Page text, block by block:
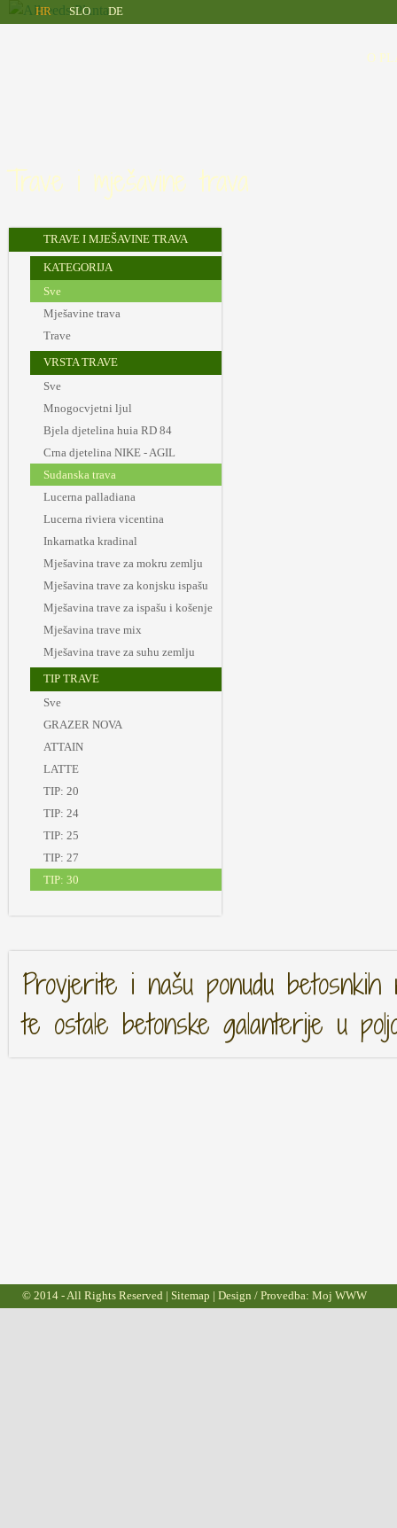
Skip to main content
HR SLO DE
Allseeds
O
Trave i mješavine trava
TRAVE I MJEŠAVINE TRAVA
KATEGORIJA
Sve
Mješavine trava
Trave
VRSTA TRAVE
Sve
Mnogocvjetni ljul
Bjela djetelina huia RD 84
Crna djetelina NIKE - AGIL
Sudanska trava
Lucerna palladiana
Lucerna riviera vicentina
Inkarnatka kradinal
Mješavina trave za mokru zemlju
Mješavina trave za konjsku ispašu
Mješavina trave za ispašu i košenje
Mješavina trave mix
Mješavina trave za suhu zemlju
TIP TRAVE
Sve
GRAZER NOVA
ATTAIN
LATTE
TIP: 20
TIP: 24
TIP: 25
TIP: 27
TIP: 30
Provjerite i našu ponudu betosnkih
te ostale betonske galanterije u
© 2014 - All Rights Reserved | Sitemap | Design / Provedba: Moj WWW